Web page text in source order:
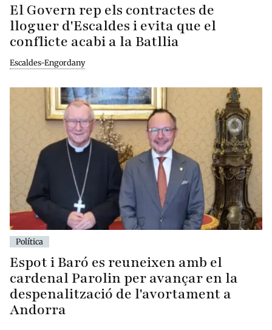
El Govern rep els contractes de
lloguer d'Escaldes i evita que el
conflicte acabi a la Batllia
Escaldes-Engordany
Política
Espot i Baró es reuneixen amb el
cardenal Parolin per avançar en la
despenalització de l'avortament a
Andorra